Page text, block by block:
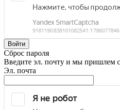
Войти
Сброс пароля
Введите эл. почту и мы пришлем
Эл. почта